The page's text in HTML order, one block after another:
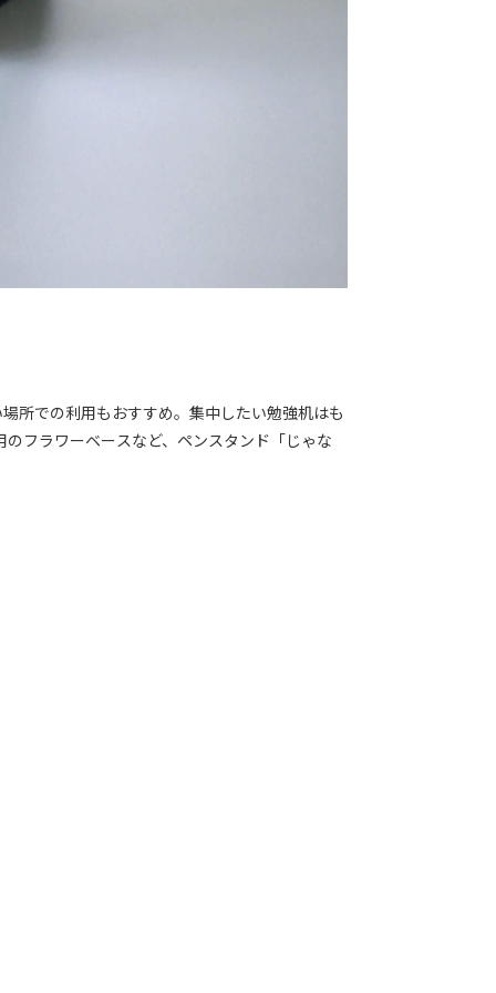
所での利用もおすすめ。集中したい勉強机はも
フラワーベースなど、ペンスタンド「じゃな